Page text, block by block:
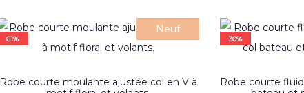
Neuf
61%
produit
Robe courte moulante ajustée col en V à
30%
Robe courte